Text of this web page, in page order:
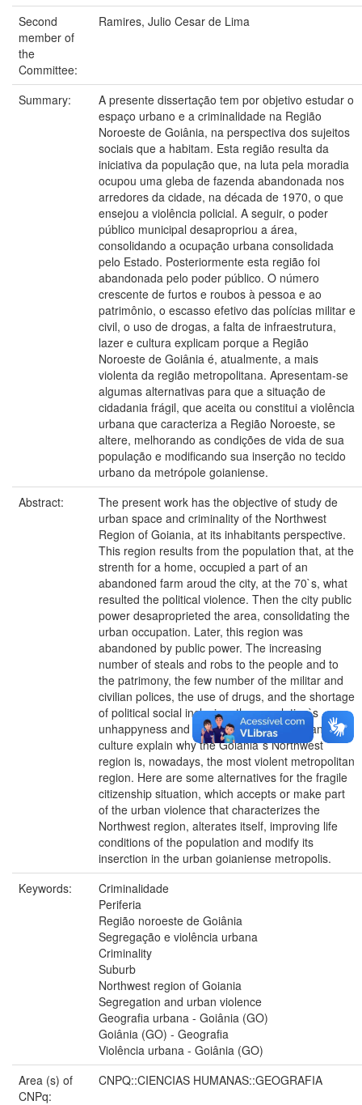
Second
member of
the
Committee:
Ramires, Julio Cesar de Lima
Summary:
A presente dissertação tem por objetivo estudar o
espaço urbano e a criminalidade na Região
Noroeste de Goiânia, na perspectiva dos sujeitos
sociais que a habitam. Esta região resulta da
iniciativa da população que, na luta pela moradia
ocupou uma gleba de fazenda abandonada nos
arredores da cidade, na década de 1970, o que
ensejou a violência policial. A seguir, o poder
público municipal desapropriou a área,
consolidando a ocupação urbana consolidada
pelo Estado. Posteriormente esta região foi
abandonada pelo poder público. O número
crescente de furtos e roubos à pessoa e ao
patrimônio, o escasso efetivo das polícias militar e
civil, o uso de drogas, a falta de infraestrutura,
lazer e cultura explicam porque a Região
Noroeste de Goiânia é, atualmente, a mais
violenta da região metropolitana. Apresentam-se
algumas alternativas para que a situação de
cidadania frágil, que aceita ou constitui a violência
urbana que caracteriza a Região Noroeste, se
altere, melhorando as condições de vida de sua
população e modificando sua inserção no tecido
urbano da metrópole goianiense.
Abstract:
The present work has the objective of study de
urban space and criminality of the Northwest
Region of Goiania, at its inhabitants perspective.
This region results from the population that, at the
strenth for a home, occupied a part of an
abandoned farm aroud the city, at the 70`s, what
resulted the political violence. Then the city public
power desaproprieted the area, consolidating the
urban occupation. Later, this region was
abandoned by public power. The increasing
number of steals and robs to the people and to
the patrimony, the few number of the militar and
civilian polices, the use of drugs, and the shortage
of political social inclusion, the population`s
unhappyness and inphastructure, leisure and
culture explain why the Goiania`s Northwest
region is, nowadays, the most violent metropolitan
region. Here are some alternatives for the fragile
citizenship situation, which accepts or make part
of the urban violence that characterizes the
Northwest region, alterates itself, improving life
conditions of the population and modify its
inserction in the urban goianiense metropolis.
Keywords:
Criminalidade
Periferia
Região noroeste de Goiânia
Segregação e violência urbana
Criminality
Suburb
Northwest region of Goiania
Segregation and urban violence
Geografia urbana - Goiânia (GO)
Goiânia (GO) - Geografia
Violência urbana - Goiânia (GO)
Area (s) of
CNPq:
CNPQ::CIENCIAS HUMANAS::GEOGRAFIA